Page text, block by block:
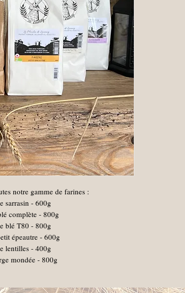
notre gamme de farines :
sarrasin - 600g
complète - 800g
blé T80 - 800g
épeautre - 600g
lentilles - 400g
mondée - 800g